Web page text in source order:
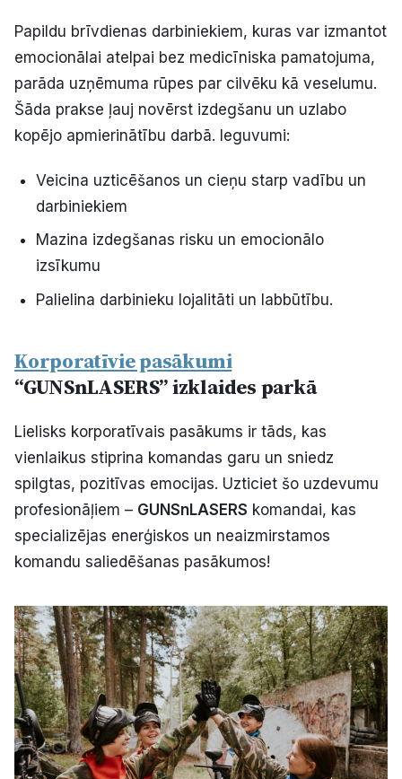
Papildu brīvdienas darbiniekiem, kuras var izmantot
emocionālai atelpai bez medicīniska pamatojuma,
parāda uzņēmuma rūpes par cilvēku kā veselumu.
Šāda prakse ļauj novērst izdegšanu un uzlabo
kopējo apmierinātību darbā. Ieguvumi:
Veicina uzticēšanos un cieņu starp vadību un
darbiniekiem
Mazina izdegšanas risku un emocionālo
izsīkumu
Palielina darbinieku lojalitāti un labbūtību.
Korporatīvie pasākumi
“GUNSnLASERS” izklaides parkā
Lielisks korporatīvais pasākums ir tāds, kas
vienlaikus stiprina komandas garu un sniedz
spilgtas, pozitīvas emocijas. Uzticiet šo uzdevumu
profesionāļiem – GUNSnLASERS komandai, kas
specializējas enerģiskos un neaizmirstamos
komandu saliedēšanas pasākumos!